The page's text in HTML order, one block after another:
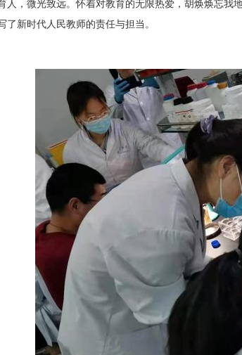
人，微光致远。怀着对教育的无限热爱，胡焕焕忘我
了新时代人民教师的责任与担当。